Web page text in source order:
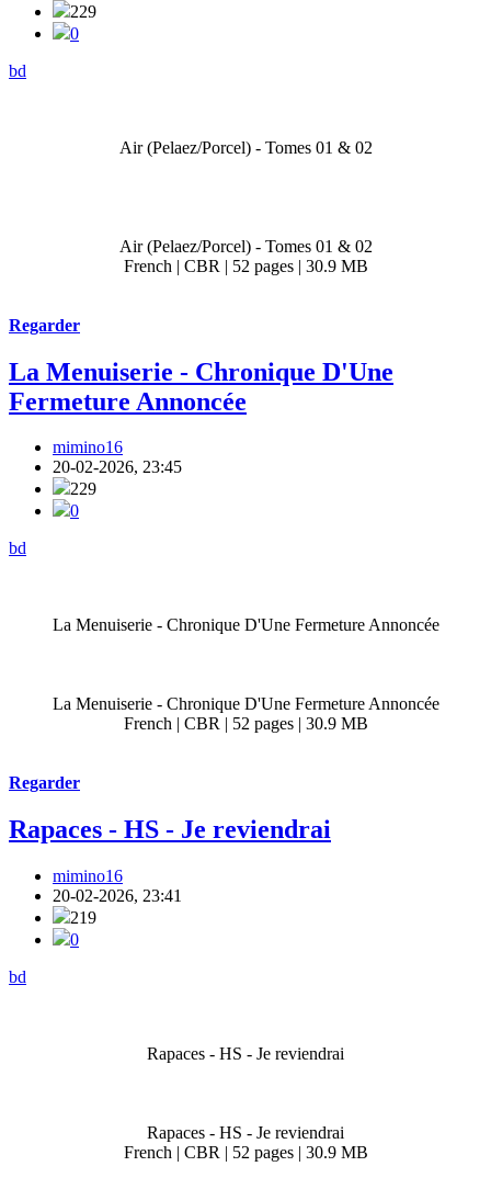
229
0
bd
Air (Pelaez/Porcel) - Tomes 01 & 02
Air (Pelaez/Porcel) - Tomes 01 & 02
French | CBR | 52 pages | 30.9 MB
Regarder
La Menuiserie - Chronique D'Une
Fermeture Annoncée
mimino16
20-02-2026, 23:45
229
0
bd
La Menuiserie - Chronique D'Une Fermeture Annoncée
La Menuiserie - Chronique D'Une Fermeture Annoncée
French | CBR | 52 pages | 30.9 MB
Regarder
Rapaces - HS - Je reviendrai
mimino16
20-02-2026, 23:41
219
0
bd
Rapaces - HS - Je reviendrai
Rapaces - HS - Je reviendrai
French | CBR | 52 pages | 30.9 MB